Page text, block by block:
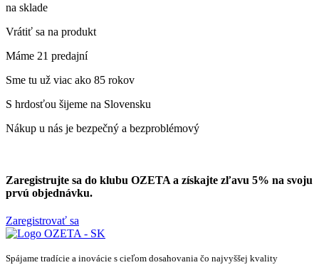
na sklade
Vrátiť sa na produkt
Máme 21 predajní
Sme tu už viac ako 85 rokov
S hrdosťou šijeme na Slovensku
Nákup u nás je bezpečný a bezproblémový
Zaregistrujte sa do klubu OZETA a získajte zľavu 5% na svoju
prvú objednávku.
Zaregistrovať sa
Spájame tradície a inovácie s cieľom dosahovania čo najvyššej kvality